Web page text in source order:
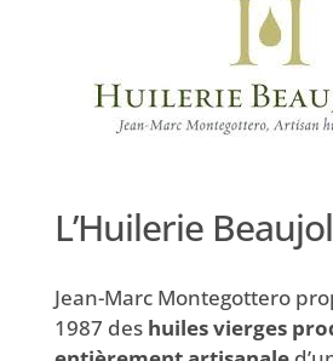
L’Huilerie
Jean-Marc Montegottero
1987 des huiles vierges